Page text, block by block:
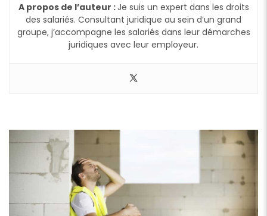
A propos de l’auteur :Je suis un expert dans les droits
des salariés. Consultant juridique au sein d’un grand
groupe, j’accompagne les salariés dans leur démarches
juridiques avec leur employeur.